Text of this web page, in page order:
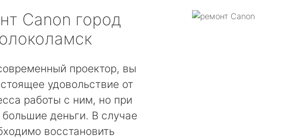
Canon город
проектор, вы
удовольствие от
работы с ним, но при
большие деньги. В случае
восстановить